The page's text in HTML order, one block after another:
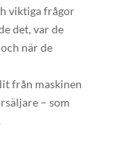
viktiga frågor
det, var de
när de
från maskinen
– som